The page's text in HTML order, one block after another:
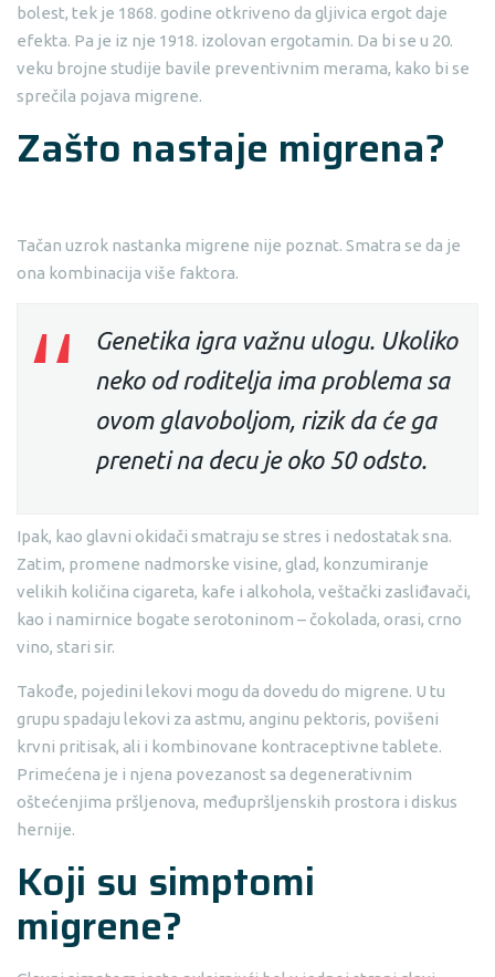
bolest, tek je 1868. godine otkriveno da gljivica ergot daje
efekta. Pa je iz nje 1918. izolovan ergotamin. Da bi se u 20.
veku brojne studije bavile preventivnim merama, kako bi se
sprečila pojava migrene.
Zašto nastaje migrena?
Tačan uzrok nastanka migrene nije poznat. Smatra se da je
ona kombinacija više faktora.
Genetika igra važnu ulogu. Ukoliko
neko od roditelja ima problema sa
ovom glavoboljom, rizik da će ga
preneti na decu je oko 50 odsto.
Ipak, kao glavni okidači smatraju se stres i nedostatak sna.
Zatim, promene nadmorske visine, glad, konzumiranje
velikih količina cigareta, kafe i alkohola, veštački zasliđavači,
kao i namirnice bogate serotoninom – čokolada, orasi, crno
vino, stari sir.
Takođe, pojedini lekovi mogu da dovedu do migrene. U tu
grupu spadaju lekovi za astmu, anginu pektoris, povišeni
krvni pritisak, ali i kombinovane kontraceptivne tablete.
Primećena je i njena povezanost sa degenerativnim
oštećenjima pršljenova, međupršljenskih prostora i diskus
hernije.
Koji su simptomi
migrene?